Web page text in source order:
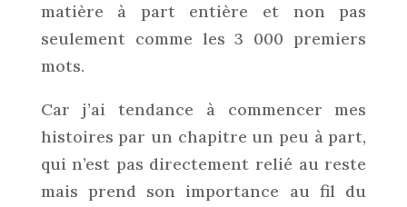
matière à part entière et non pas
seulement comme les 3 000 premiers
mots.
Car j’ai tendance à commencer mes
histoires par un chapitre un peu à part,
qui n’est pas directement relié au reste
mais prend son importance au fil du